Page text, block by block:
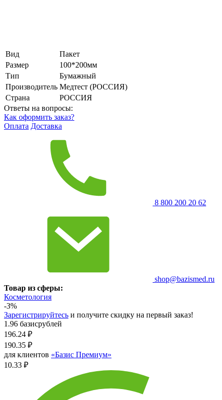
Вид
Пакет
Размер
100*200мм
Тип
Бумажный
Производитель Медтест (РОССИЯ)
Страна
РОССИЯ
Ответы на вопросы:
Как оформить заказ?
Оплата Доставка
8 800 200 20 62
shop@bazismed.ru
Товар из сферы:
Косметология
-3%
Зарегистрируйтесь и получите скидку на первый заказ!
1.96 базисрублей
196.24 ₽
190.35 ₽
для клиентов «Базис Премиум»
10.33 ₽